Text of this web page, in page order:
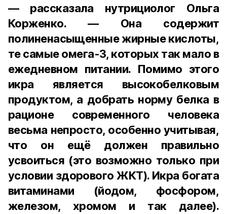
— рассказала нутрициолог Ольга
Корженко. — Она содержит
полиненасыщенные жирные кислоты,
те самые омега-3, которых так мало в
ежедневном питании. Помимо этого
икра является высокобелковым
продуктом, а добрать норму белка в
рационе современного человека
весьма непросто, особенно учитывая,
что он ещё должен правильно
усвоиться (это возможно только при
условии здорового ЖКТ). Икра богата
витаминами (йодом, фосфором,
железом, хромом и так далее).